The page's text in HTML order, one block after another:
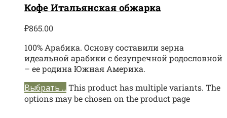
Кофе Итальянская обжарка
₽865.00
100% Арабика. Основу составили зерна
идеальной арабики с безупречной родословной
– ее родина Южная Америка.
Выбрать ... This product has multiple variants. The
options may be chosen on the product page